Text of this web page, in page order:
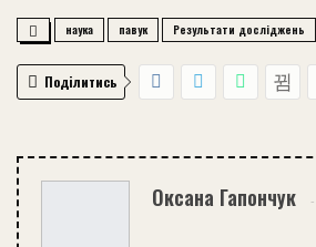
наука павук Результати досліджень
Поділитись
Оксана Гапончук